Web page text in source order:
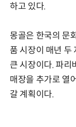
하고 있다.
몽골은 한국의 문
품 시장이 매년 두
큰 시장이다. 파리
매장을 추가로 열
갈 계획이다.